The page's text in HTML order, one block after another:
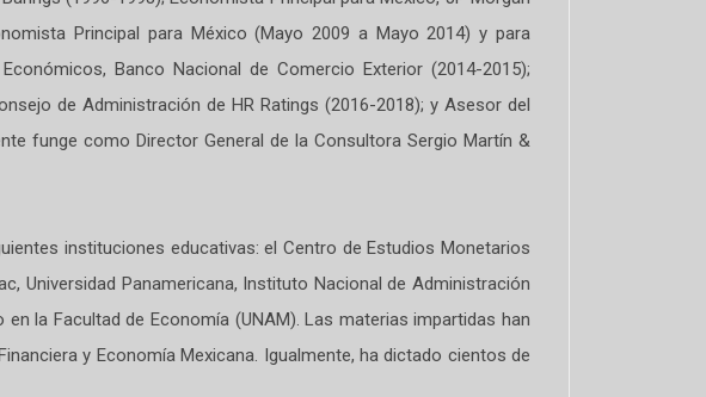
Principal para México (Mayo 2009 a Mayo 2014) y para
Banco Nacional de Comercio Exterior (2014-2015);
de Administración de HR Ratings (2016-2018); y Asesor del
funge como Director General de la Consultora Sergio Martín &
instituciones educativas: el Centro de Estudios Monetarios
Universidad Panamericana, Instituto Nacional de Administración
la Facultad de Economía (UNAM). Las materias impartidas han
y Economía Mexicana. Igualmente, ha dictado cientos de